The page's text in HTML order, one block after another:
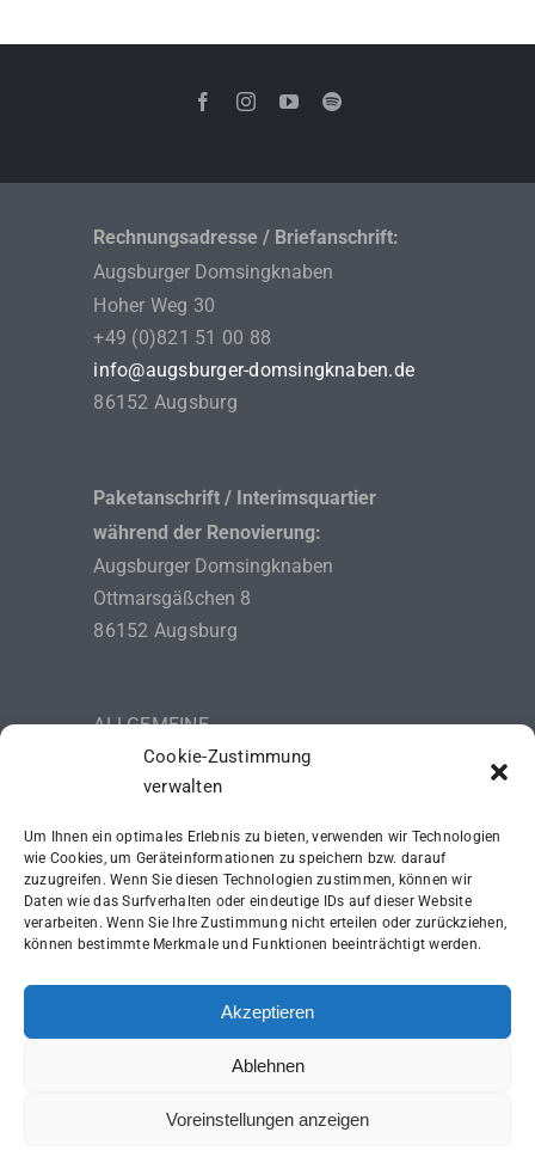
Cookie-Zustimmung
verwalten
Um Ihnen ein optimales Erlebnis zu bieten, verwenden wir Technologien
wie Cookies, um Geräteinformationen zu speichern bzw. darauf
zuzugreifen. Wenn Sie diesen Technologien zustimmen, können wir
Daten wie das Surfverhalten oder eindeutige IDs auf dieser Website
verarbeiten. Wenn Sie Ihre Zustimmung nicht erteilen oder zurückziehen,
können bestimmte Merkmale und Funktionen beeinträchtigt werden.
Akzeptieren
Ablehnen
Voreinstellungen anzeigen
Rechnungsadresse / Briefanschrift:
Augsburger Domsingknaben
Hoher Weg 30
+49 (0)821 51 00 88
info@augsburger-domsingknaben.de
86152 Augsburg
Paketanschrift / Interimsquartier
während der Renovierung:
Augsburger Domsingknaben
Ottmarsgäßchen 8
86152 Augsburg
ALLGEMEINE
GESCHÄFTSBEDINGUNGEN (AGB)
IMPRESSUM
SCHUTZKONZEPT (ISK)